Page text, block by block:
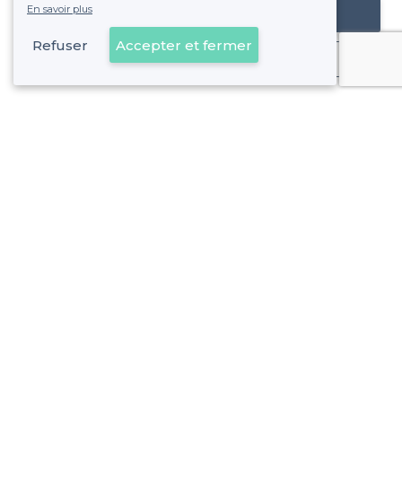
Référencer mon établissement
Déjà client
En savoir plus
Refuser Accepter et fermer